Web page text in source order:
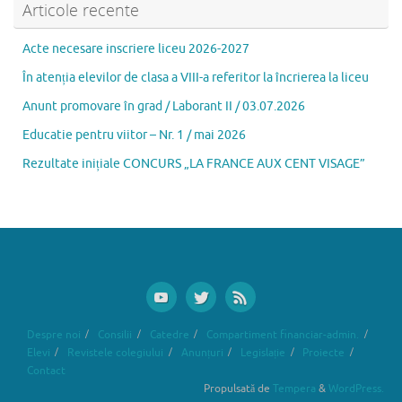
o
o
k
o
n
az
ă
Articole recente
Acte necesare inscriere liceu 2026-2027
În atenția elevilor de clasa a VIII-a referitor la încrierea la liceu
Anunt promovare în grad / Laborant II / 03.07.2026
Educatie pentru viitor – Nr. 1 / mai 2026
Rezultate inițiale CONCURS „LA FRANCE AUX CENT VISAGE”
Despre noi Consilii Catedre
Compartiment financiar-admin.
Elevi
Revistele colegiului Anunțuri Legislație
Proiecte
Contact
Propulsată de Tempera & WordPress.